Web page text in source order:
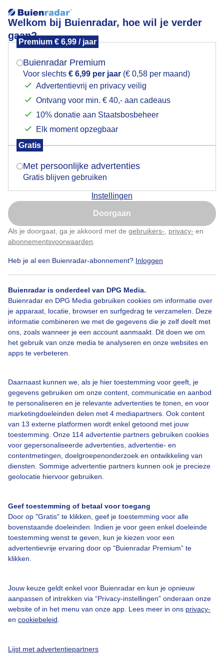
Welkom bij Buienradar, hoe wil je verder
gaan?
Premium € 6,99 / jaar
Buienradar Premium
Voor slechts € 6,99 per jaar (€ 0,58 per maand)
Advertentievrij en privacy veilig
Ontvang voor min. € 40,- aan cadeaus
10% donatie aan Staatsbosbeheer
Elk moment opzegbaar
Gratis
Met persoonlijke advertenties
Gratis blijven gebruiken
Instellingen
Doorgaan
Als je doorgaat, ga je akkoord met de gebruikers- privacy- en
abonnementsvoorwaarden
Heb je al een Buienradar-abonnement? Inloggen
Buienradar is onderdeel van DPG Media.
Buienradar en DPG Media gebruiken cookies om informatie over
je apparaat, locatie, browser en surfgedrag te verzamelen. Deze
informatie combineren we met de gegevens die je zelf deelt met
ons, zoals wanneer je een account aanmaakt. Dit doen we om
het gebruik van onze media te analyseren en onze websites en
apps te verbeteren.
Daarnaast kunnen we, als je hier toestemming voor geeft, je
gegevens gebruiken om onze content, communicatie en aanbod
te personaliseren en je relevante advertenties te tonen, en voor
marketingdoeleinden delen met 4 mediapartners. Ook content
van 13 externe platformen wordt enkel getoond met jouw
toestemming. Onze 114 advertentie partners gebruiken cookies
voor gepersonaliseerde advertenties, advertentie- en
contentmetingen, doelgroepenonderzoek en ontwikkeling van
diensten. Sommige advertentie partners kunnen ook je precieze
geolocatie hiervoor gebruiken.
Geef toestemming of betaal voor toegang
Door op "Gratis" te klikken, geef je toestemming voor alle
bovenstaande doeleinden. Indien je voor geen enkel doeleinde
toestemming wenst te geven, kun je kiezen voor een
advertentievrije ervaring door op “Buienradar Premium” te
klikken.
Jouw keuze geldt enkel voor Buienradar en kun je opnieuw
aanpassen of intrekken via “Privacy-instellingen” onderaan onze
website of in het menu van onze app. Lees meer in ons privacy-
en cookiebeleid
Lijst met advertentiepartners
Zon,wolken en wind aan zee
Door: Yvonne Raphael Gemaakt: 07-06-2026, 40x bekeken
Zon Wolken Wind
Bekijk slideshow
Over Buienradar
Bedrijfsgegevens
Contact
Toegankelijkheid
Gebruikersvoorwaarden
Adverteren
Privacy beleid
Cookie beleid
Mogen we je locatie gebruiken voor het
Indien je hier nog geen akkoord op hebt gegeven,
verschijnt er zo een pop-up uit je browser waarin
Is goed, toon de popup
Nu niet, misschien later
Klik hierom dit aan te passen